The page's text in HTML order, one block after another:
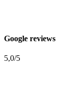
Google reviews
5,0/5